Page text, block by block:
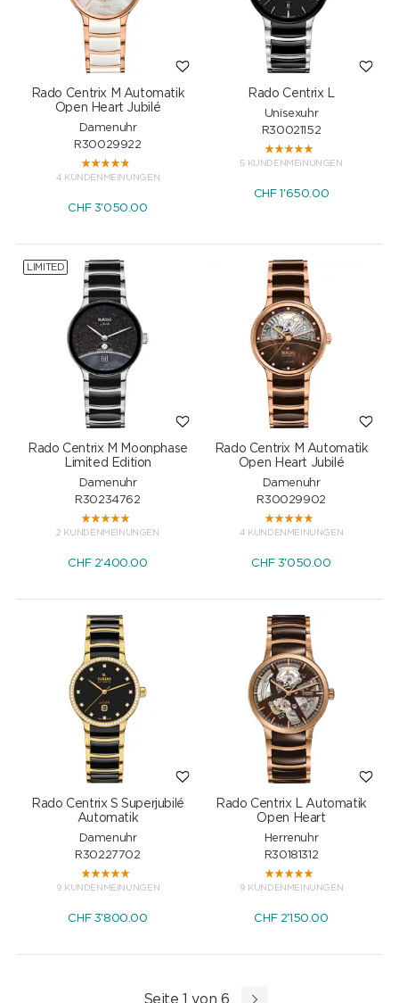
Rado Centrix M Automatik
Open Heart Jubilé
Damenuhr
R30029922
4 KUNDENMEINUNGEN
CHF 3'050.00
Rado Centrix L
Unisexuhr
R30021152
5 KUNDENMEINUNGEN
CHF 1'650.00
LIMITED
Rado Centrix M Moonphase
Limited Edition
Damenuhr
R30234762
2 KUNDENMEINUNGEN
CHF 2'400.00
Rado Centrix M Automatik
Open Heart Jubilé
Damenuhr
R30029902
4 KUNDENMEINUNGEN
CHF 3'050.00
Rado Centrix S Superjubilé
Automatik
Damenuhr
R30227702
9 KUNDENMEINUNGEN
CHF 3'800.00
Rado Centrix L Automatik
Open Heart
Herrenuhr
R30181312
9 KUNDENMEINUNGEN
CHF 2'150.00
Seite 1 von 6